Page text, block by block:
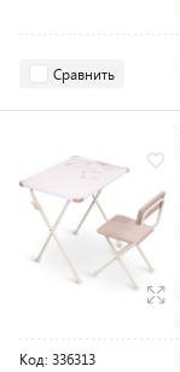
Сравнить
Код: 336313